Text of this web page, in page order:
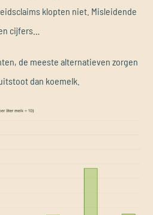
klopten niet. Misleidende
cijfers…
de meeste alternatieven zorgen
dan koemelk.